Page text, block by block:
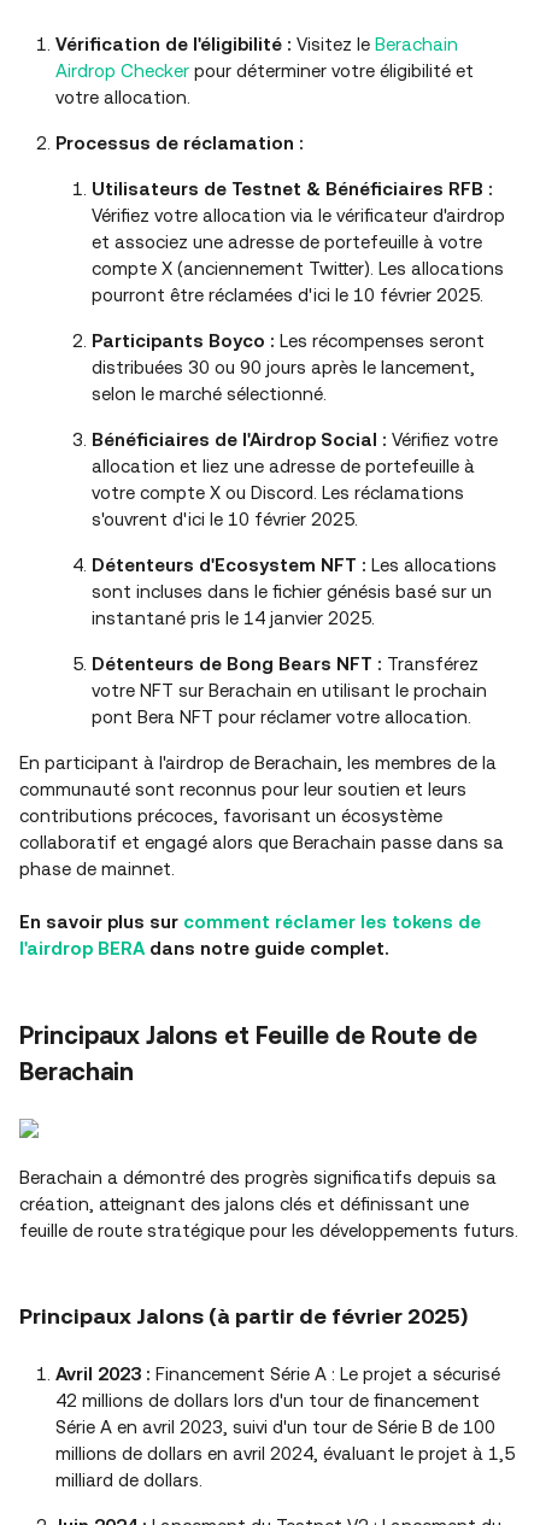
Vérification de l'éligibilité : Visitez le Berachain
Airdrop Checker pour déterminer votre éligibilité et
votre allocation.
Processus de réclamation :
Utilisateurs de Testnet & Bénéficiaires RFB :
Vérifiez votre allocation via le vérificateur d'airdrop
et associez une adresse de portefeuille à votre
compte X (anciennement Twitter). Les allocations
pourront être réclamées d'ici le 10 février 2025.
Participants Boyco : Les récompenses seront
distribuées 30 ou 90 jours après le lancement,
selon le marché sélectionné.
Bénéficiaires de l'Airdrop Social : Vérifiez votre
allocation et liez une adresse de portefeuille à
votre compte X ou Discord. Les réclamations
s'ouvrent d'ici le 10 février 2025.
Détenteurs d'Ecosystem NFT : Les allocations
sont incluses dans le fichier génésis basé sur un
instantané pris le 14 janvier 2025.
Détenteurs de Bong Bears NFT : Transférez
votre NFT sur Berachain en utilisant le prochain
pont Bera NFT pour réclamer votre allocation.
En participant à l'airdrop de Berachain, les membres de la
communauté sont reconnus pour leur soutien et leurs
contributions précoces, favorisant un écosystème
collaboratif et engagé alors que Berachain passe dans sa
phase de mainnet.
En savoir plus sur comment réclamer les tokens de
l'airdrop BERA dans notre guide complet.
Principaux Jalons et Feuille de Route de
Berachain
Berachain a démontré des progrès significatifs depuis sa
création, atteignant des jalons clés et définissant une
feuille de route stratégique pour les développements futurs.
Principaux Jalons (à partir de février 2025)
Avril 2023 : Financement Série A : Le projet a sécurisé
42 millions de dollars lors d'un tour de financement
Série A en avril 2023, suivi d'un tour de Série B de 100
millions de dollars en avril 2024, évaluant le projet à 1,5
milliard de dollars.